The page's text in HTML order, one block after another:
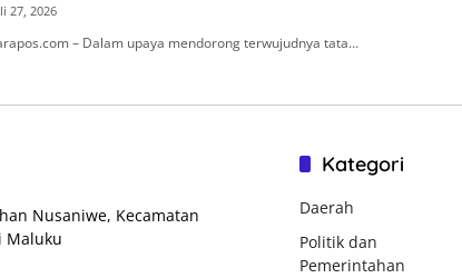
27, 2026
– Dalam upaya mendorong terwujudnya tata…
Nusaniwe, Kecamatan
Maluku
Kategori
Daerah
Politik dan
Pemerintahan